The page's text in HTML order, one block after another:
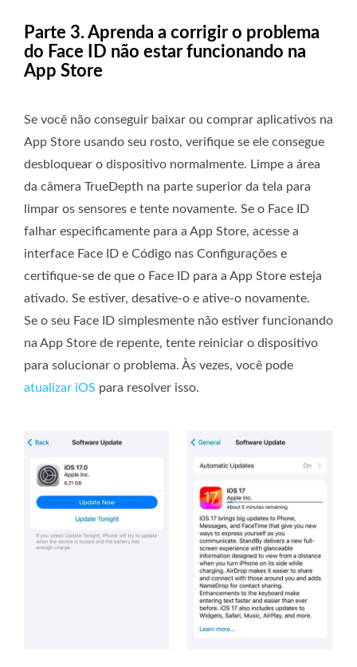
Parte 3. Aprenda a corrigir o problema
do Face ID não estar funcionando na
App Store
Se você não conseguir baixar ou comprar aplicativos na
App Store usando seu rosto, verifique se ele consegue
desbloquear o dispositivo normalmente. Limpe a área
da câmera TrueDepth na parte superior da tela para
limpar os sensores e tente novamente. Se o Face ID
falhar especificamente para a App Store, acesse a
interface Face ID e Código nas Configurações e
certifique-se de que o Face ID para a App Store esteja
ativado. Se estiver, desative-o e ative-o novamente.
Se o seu Face ID simplesmente não estiver funcionando
na App Store de repente, tente reiniciar o dispositivo
para solucionar o problema. Às vezes, você pode
atualizar iOS para resolver isso.